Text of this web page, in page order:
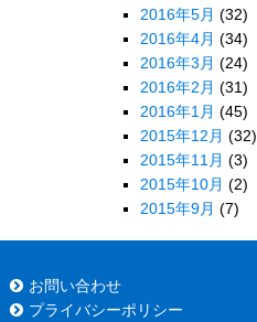
2016年5月 (32)
2016年4月 (34)
2016年3月 (24)
2016年2月 (31)
2016年1月 (45)
2015年12月 (32)
2015年11月 (3)
2015年10月 (2)
2015年9月 (7)
お問い合わせ
プライバシーポリシー